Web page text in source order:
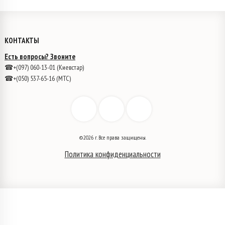
КОНТАКТЫ
Есть вопросы? Звоните
☎+(097) 060-13-01 (Киевстар)
☎+(050) 537-65-16 (МТС)
©2026 г. Все права защищены.
Политика конфиденциальности